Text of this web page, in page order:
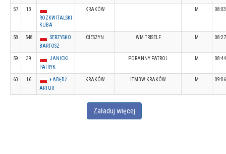
57
13
ROZKWITALSKI
KUBA
KRAKÓW M
58 548
SERZYSKO
BARTOSZ
CIESZYN WM TRISELF M
59 39
JANICKI
PATRYK
PORANNY PATROL M
60 16
ŁABĘDŹ
ARTUR
KRAKÓW ITMBW KRAKÓW M
Załaduj więcej